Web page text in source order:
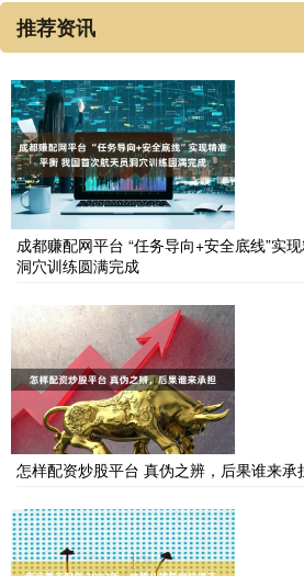
推荐资讯
成都赚配网平台 “任务导向+安全底线”实
洞穴训练圆满完成
怎样配资炒股平台 真伪之辨，后果谁来承